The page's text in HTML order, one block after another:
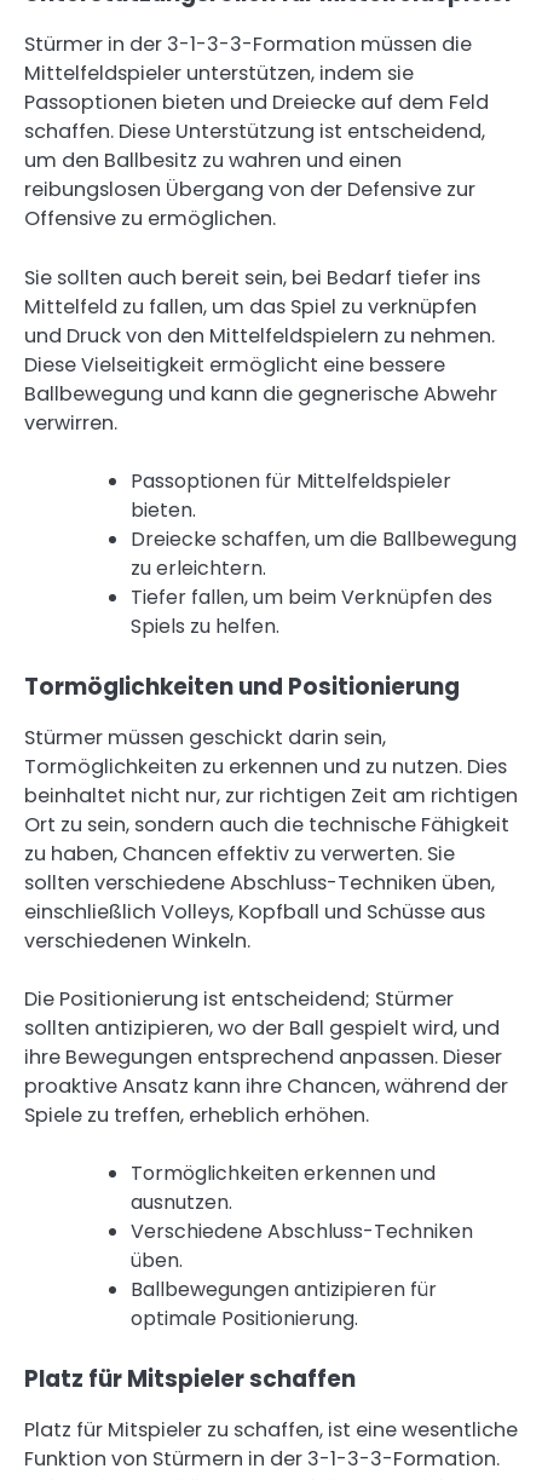
Stürmer in der 3-1-3-3-Formation müssen die
Mittelfeldspieler unterstützen, indem sie
Passoptionen bieten und Dreiecke auf dem Feld
schaffen. Diese Unterstützung ist entscheidend,
um den Ballbesitz zu wahren und einen
reibungslosen Übergang von der Defensive zur
Offensive zu ermöglichen.
Sie sollten auch bereit sein, bei Bedarf tiefer ins
Mittelfeld zu fallen, um das Spiel zu verknüpfen
und Druck von den Mittelfeldspielern zu nehmen.
Diese Vielseitigkeit ermöglicht eine bessere
Ballbewegung und kann die gegnerische Abwehr
verwirren.
Passoptionen für Mittelfeldspieler
bieten.
Dreiecke schaffen, um die Ballbewegung
zu erleichtern.
Tiefer fallen, um beim Verknüpfen des
Spiels zu helfen.
Tormöglichkeiten und Positionierung
Stürmer müssen geschickt darin sein,
Tormöglichkeiten zu erkennen und zu nutzen. Dies
beinhaltet nicht nur, zur richtigen Zeit am richtigen
Ort zu sein, sondern auch die technische Fähigkeit
zu haben, Chancen effektiv zu verwerten. Sie
sollten verschiedene Abschluss-Techniken üben,
einschließlich Volleys, Kopfball und Schüsse aus
verschiedenen Winkeln.
Die Positionierung ist entscheidend; Stürmer
sollten antizipieren, wo der Ball gespielt wird, und
ihre Bewegungen entsprechend anpassen. Dieser
proaktive Ansatz kann ihre Chancen, während der
Spiele zu treffen, erheblich erhöhen.
Tormöglichkeiten erkennen und
ausnutzen.
Verschiedene Abschluss-Techniken
üben.
Ballbewegungen antizipieren für
optimale Positionierung.
Platz für Mitspieler schaffen
Platz für Mitspieler zu schaffen, ist eine wesentliche
Funktion von Stürmern in der 3-1-3-3-Formation.